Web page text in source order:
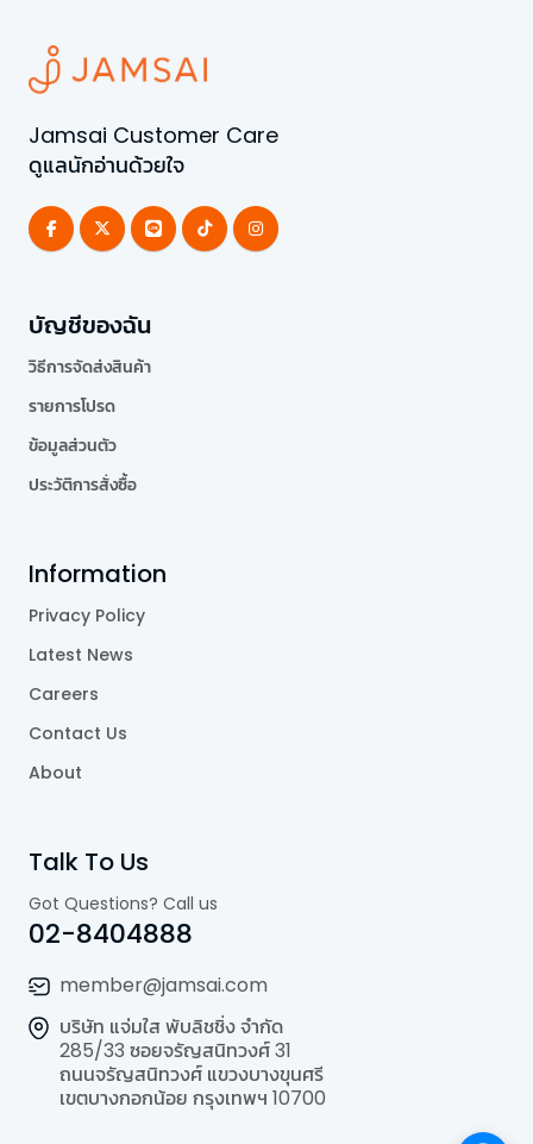
Jamsai Customer Care
ดูแลนักอ่านด้วยใจ
บัญชีของฉัน
วิธีการจัดส่งสินค้า
รายการโปรด
ข้อมูลส่วนตัว
ประวัติการสั่งซื้อ
Information
Privacy Policy
Latest News
Careers
Contact Us
About
Talk To Us
Got Questions? Call us
02-8404888
member@jamsai.com
บริษัท แจ่มใส พับลิชชิ่ง จำกัด
285/33 ซอยจรัญสนิทวงศ์ 31
ถนนจรัญสนิทวงศ์ แขวงบางขุนศรี
เขตบางกอกน้อย กรุงเทพฯ 10700